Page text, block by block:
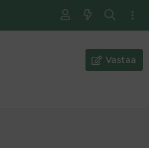
Vastaa